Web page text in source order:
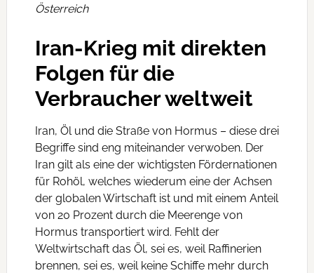
Österreich
Iran-Krieg mit direkten
Folgen für die
Verbraucher weltweit
Iran, Öl und die Straße von Hormus – diese drei
Begriffe sind eng miteinander verwoben. Der
Iran gilt als eine der wichtigsten Fördernationen
für Rohöl, welches wiederum eine der Achsen
der globalen Wirtschaft ist und mit einem Anteil
von 20 Prozent durch die Meerenge von
Hormus transportiert wird. Fehlt der
Weltwirtschaft das Öl, sei es, weil Raffinerien
brennen, sei es, weil keine Schiffe mehr durch